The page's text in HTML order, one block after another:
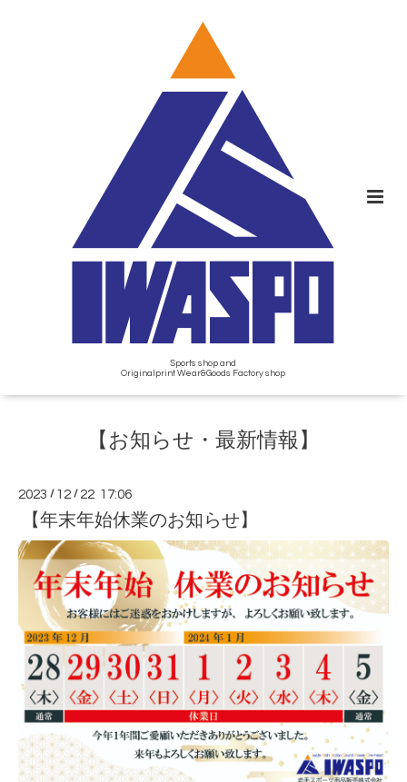
Sports shop and
Originalprint Wear&Goods Factory shop
【お知らせ・最新情報】
2023 / 12 / 22 17:06
【年末年始休業のお知らせ】